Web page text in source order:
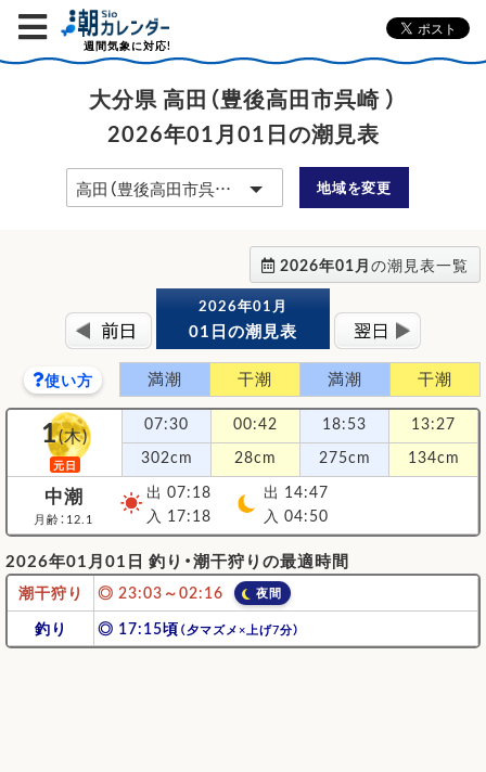
週間気象に対応!
大分県 高田（豊後高田市呉崎 ）
2026年01月01日の潮見表
地域を変更
2026年01月の潮見表一覧
2026年01月
01日の潮見表
使い方 満潮 干潮 満潮 干潮
1(木)
元日
07:30 00:42 18:53
13:27
302cm
28cm 275cm 134cm
中潮
月齢：12.1
出 07:18
入 17:18
出 14:47
入 04:50
2026年01月01日 釣り・潮干狩りの最適時間
潮干狩り ◎ 23:03～02:16 夜間
釣り ◎ 17:15頃（夕マズメ×上げ7分）